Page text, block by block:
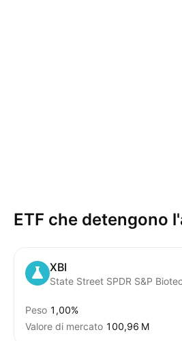
ETF che detengono
XBI
Peso 1,00%
Valore di mercato ‪100,96 M‬